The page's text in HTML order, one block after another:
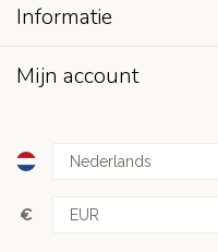
Informatie
Mijn account
€